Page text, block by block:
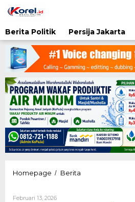
ke
Berita Politik
Persija Jakarta
Homepage / Berita
Februari 13, 2026Oleh